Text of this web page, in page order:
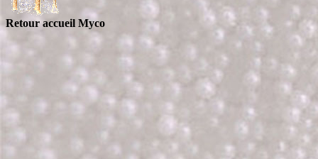
Retour accueil Myco